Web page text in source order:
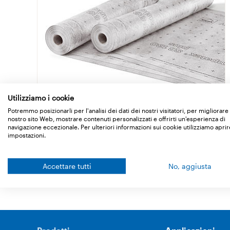
Ampatex SB 130 (plus)
Telo d’assito e strato ermetico all’aria
Dettagli
Utilizziamo i cookie
Potremmo posizionarli per l'analisi dei dati dei nostri visitatori, per migliorare
nostro sito Web, mostrare contenuti personalizzati e offrirti un'esperienza di
navigazione eccezionale. Per ulteriori informazioni sui cookie utilizziamo
impostazioni.
Accettare tutti No, aggiusta